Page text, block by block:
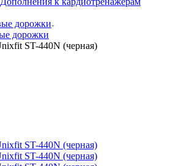
дорожки
дорожки
ST-440N (черная)